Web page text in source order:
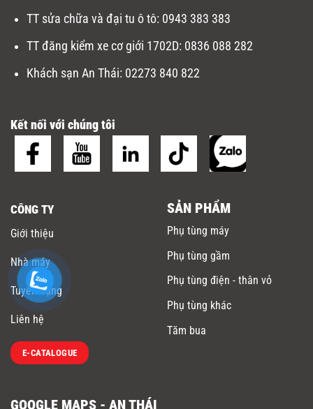
TT sửa chữa và đại tu ô tô: 0943 383 383
TT đăng kiểm xe cơ giới 1702D: 0836 088 282
Khách sạn An Thái: 02273 840 822
Kết nối với chúng tôi
CÔNG TY
Giới thiệu
Nhà máy
Tuyển dụng
Liên hệ
E-CATALOGUE
SẢN PHẨM
Phụ tùng máy
Phụ tùng gầm
Phụ tùng điện - thân vỏ
Phụ tùng khác
Tăm bua
GOOGLE MAPS - AN THÁI